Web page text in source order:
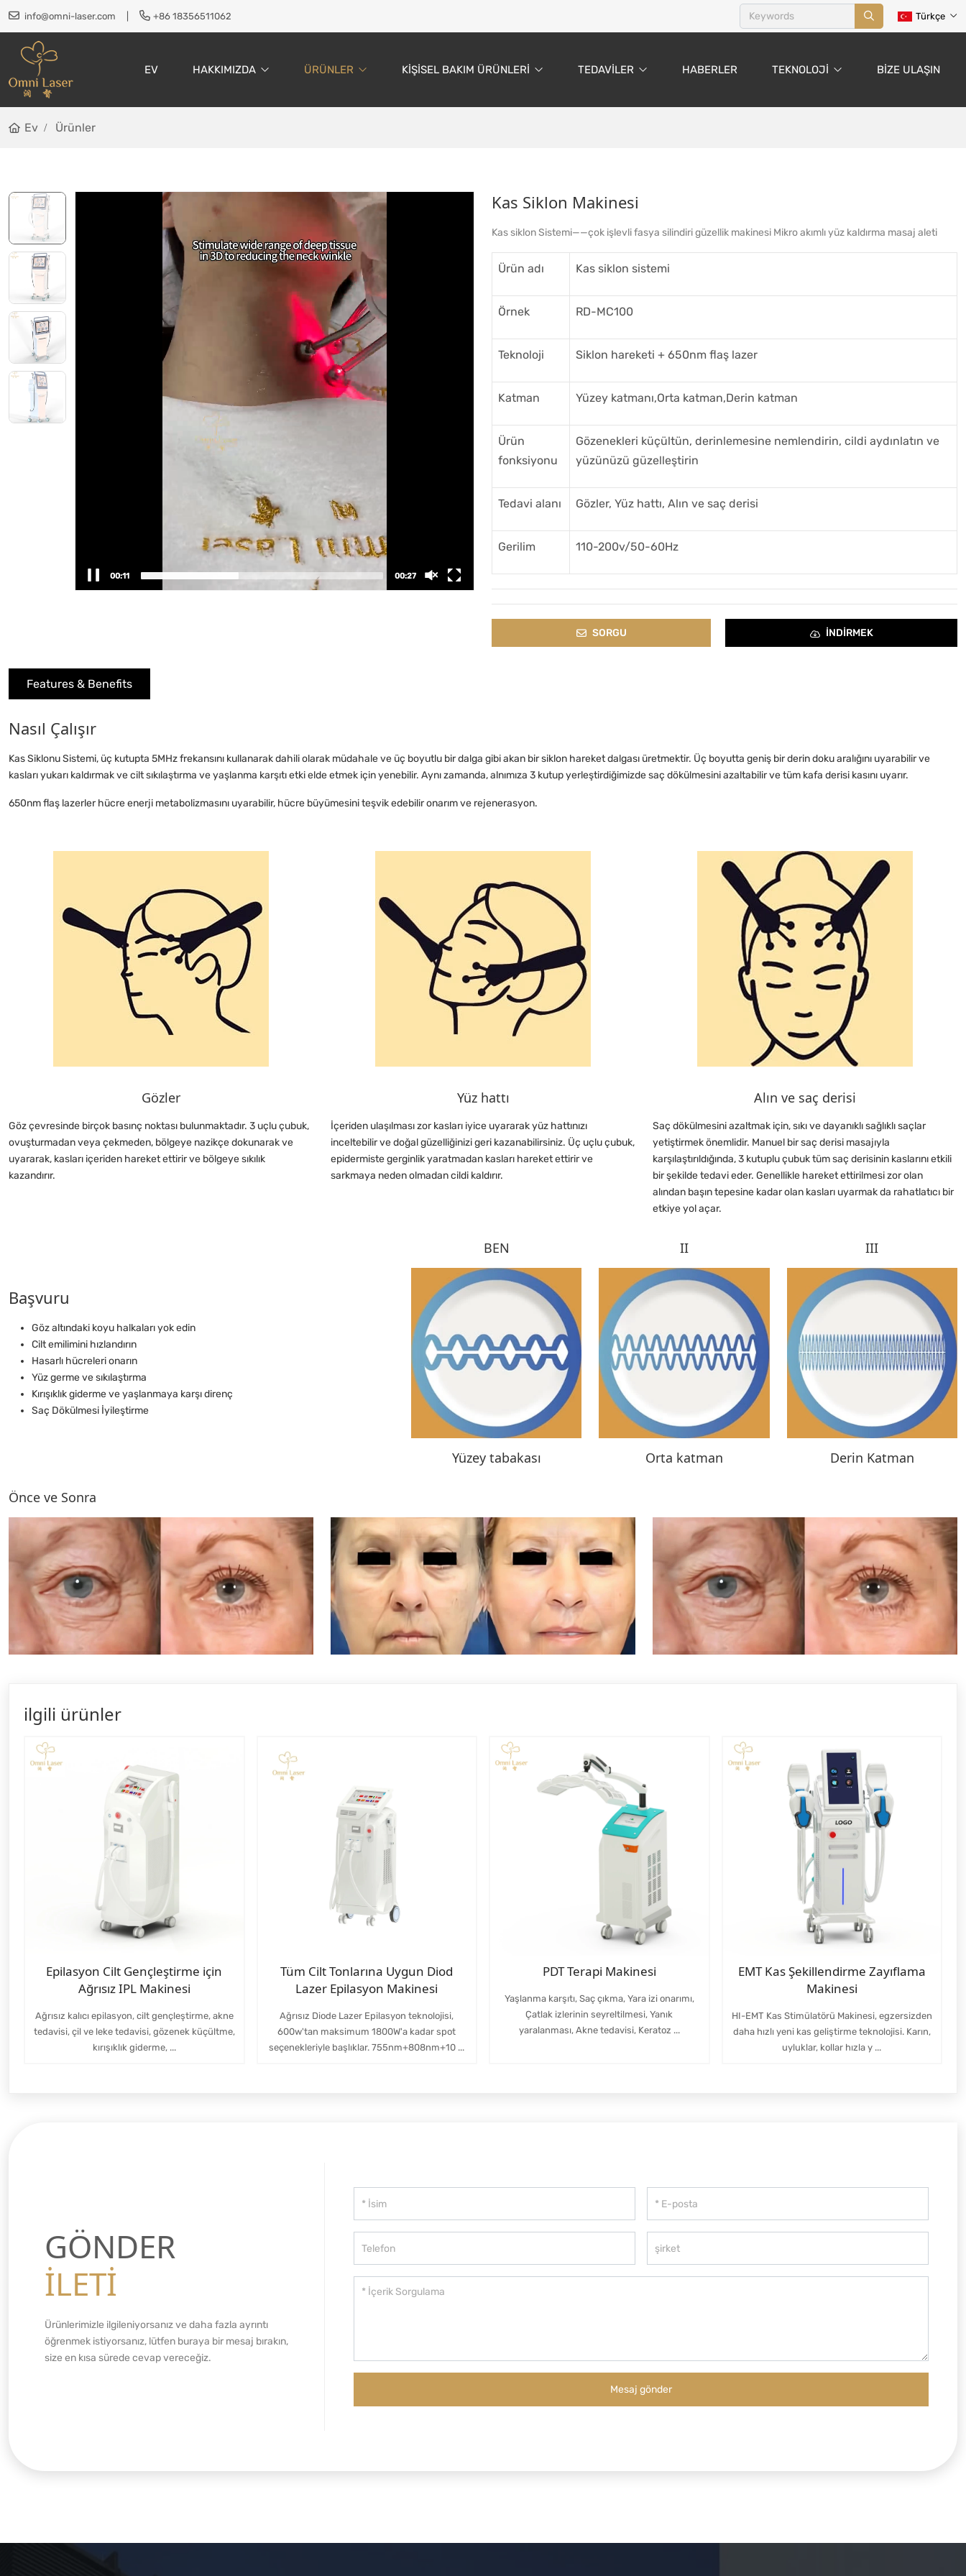
info@omni-laser.com +86 18356511062 Türkçe
EV HAKKIMIZDA ÜRÜNLER KIŞISEL BAKIM ÜRÜNLERI TEDAVILER HABERLER TEKNOLOJI BIZE ULAŞIN
Ev Ürünler
Kas Siklon Makinesi
Kas siklon Sistemi——çok işlevli fasya silindiri güzellik makinesi Mikro akımlı yüz kaldırma masaj aleti
Ürün adı Kas siklon sistemi
Örnek RD-MC100
Teknoloji Siklon hareketi + 650nm flaş lazer
Katman Yüzey katmanı,Orta katman,Derin katman
Ürün
fonksiyonu
Gözenekleri küçültün, derinlemesine nemlendirin, cildi aydınlatın ve
yüzünüzü güzelleştirin
Tedavi alanı Gözler, Yüz hattı, Alın ve saç derisi
Gerilim 110-200v/50-60Hz
SORGU INDIRMEK
00:12 00:27
Features & Benefits
Nasıl Çalışır
Kas Siklonu Sistemi, üç kutupta 5MHz frekansını kullanarak dahili olarak müdahale ve üç boyutlu bir dalga gibi akan bir siklon hareket dalgası üretmektir. Üç boyutta geniş bir derin doku aralığını uyarabilir ve
kasları yukarı kaldırmak ve cilt sıkılaştırma ve yaşlanma karşıtı etki elde etmek için yenebilir. Aynı zamanda, alnımıza 3 kutup yerleştirdiğimizde saç dökülmesini azaltabilir ve tüm kafa derisi kasını uyarır.
650nm flaş lazerler hücre enerji metabolizmasını uyarabilir, hücre büyümesini teşvik edebilir onarım ve rejenerasyon.
Gözler
Göz çevresinde birçok basınç noktası bulunmaktadır. 3 uçlu çubuk,
ovuşturmadan veya çekmeden, bölgeye nazikçe dokunarak ve
uyararak, kasları içeriden hareket ettirir ve bölgeye sıkılık
kazandırır.
Yüz hattı
İçeriden ulaşılması zor kasları iyice uyararak yüz hattınızı
inceltebilir ve doğal güzelliğinizi geri kazanabilirsiniz. Üç uçlu çubuk,
epidermiste gerginlik yaratmadan kasları hareket ettirir ve
sarkmaya neden olmadan cildi kaldırır.
Alın ve saç derisi
Saç dökülmesini azaltmak için, sıkı ve dayanıklı sağlıklı saçlar
yetiştirmek önemlidir. Manuel bir saç derisi masajıyla
karşılaştırıldığında, 3 kutuplu çubuk tüm saç derisinin kaslarını etkili
bir şekilde tedavi eder. Genellikle hareket ettirilmesi zor olan
alından başın tepesine kadar olan kasları uyarmak da rahatlatıcı bir
etkiye yol açar.
Başvuru
Göz altındaki koyu halkaları yok edin
Cilt emilimini hızlandırın
Hasarlı hücreleri onarın
Yüz germe ve sıkılaştırma
Kırışıklık giderme ve yaşlanmaya karşı direnç
Saç Dökülmesi İyileştirme
BEN
Yüzey tabakası
II
Orta katman
III
Derin Katman
Önce ve Sonra
ilgili ürünler
Epilasyon Cilt Gençleştirme için
Ağrısız IPL Makinesi
Ağrısız kalıcı epilasyon, cilt gençleştirme, akne
tedavisi, çil ve leke tedavisi, gözenek küçültme,
kırışıklık giderme, ...
Tüm Cilt Tonlarına Uygun Diod
Lazer Epilasyon Makinesi
Ağrısız Diode Lazer Epilasyon teknolojisi,
600w'tan maksimum 1800W'a kadar spot
seçenekleriyle başlıklar. 755nm+808nm+10 ...
PDT Terapi Makinesi
Yaşlanma karşıtı, Saç çıkma, Yara izi onarımı,
Çatlak izlerinin seyreltilmesi, Yanık
yaralanması, Akne tedavisi, Keratoz ...
EMT Kas Şekillendirme Zayıflama
Makinesi
HI-EMT Kas Stimülatörü Makinesi, egzersizden
daha hızlı yeni kas geliştirme teknolojisi. Karın,
uyluklar, kollar hızla y ...
GÖNDER
İLETİ
Ürünlerimizle ilgileniyorsanız ve daha fazla ayrıntı
öğrenmek istiyorsanız, lütfen buraya bir mesaj bırakın,
size en kısa sürede cevap vereceğiz.
Mesaj gönder